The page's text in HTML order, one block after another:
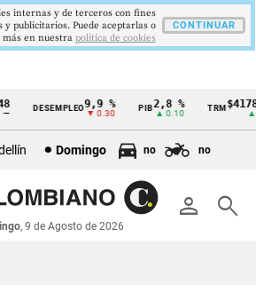
DESEMPLEO9,9 %
▼ 0.30
2,8 %
▲ 0.10
TRM
▲
Domingo no no
person search
, 9 de Agosto de 2026
internas y de terceros con fines
y publicitarios. Puede aceptarlas o
en nuestra politica de cookies
CONTINUAR